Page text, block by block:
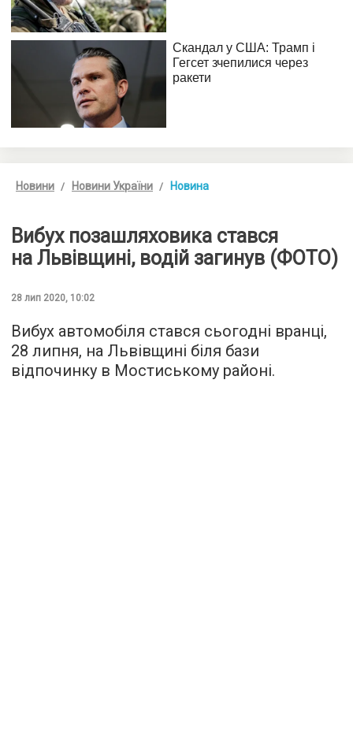
Новини Новини України Новина
Вибух позашляховика стався
на Львівщині, водій загинув (ФОТО)
28 лип 2020, 10:02
Вибух автомобіля стався сьогодні вранці,
28 липня, на Львівщині біля бази
відпочинку в Мостиському районі.